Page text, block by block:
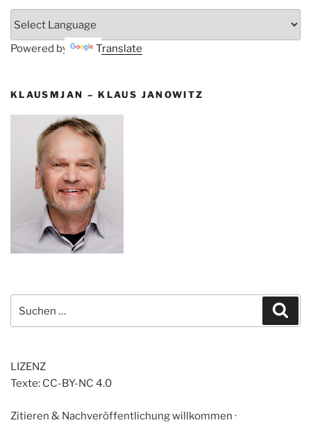
Powered by Translate
KLAUSMJAN – KLAUS JANOWITZ
nach:
LIZENZ
Texte: CC-BY-NC 4.0
Zitieren & Nachveröffentlichung willkommen ·